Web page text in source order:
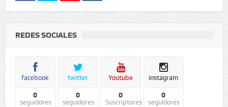
REDES SOCIALES
facebook
0
seguidores
twitter
0
seguidores
Youtube
0
Suscriptores
instagram
0
seguidores